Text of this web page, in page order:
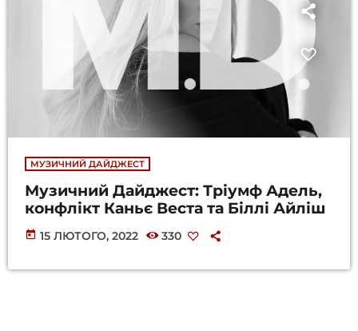
МУЗИЧНИЙ ДАЙДЖЕСТ
Музичний Дайджест: Тріумф Адель,
конфлікт Каньє Веста та Біллі Айліш
today 15 ЛЮТОГО, 2022 330